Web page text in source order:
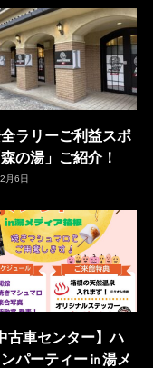
ラリーご利益スポ
の湯」ご紹介！
月6日
古車センター】ハ
パーティー㏌湯メ